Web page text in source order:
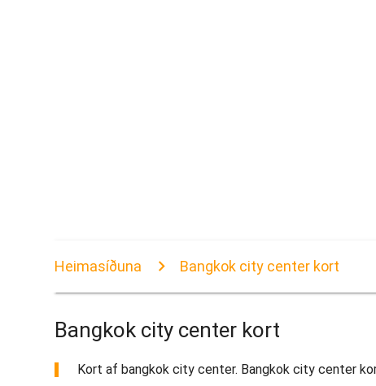
Heimasíðuna Bangkok city center kort
Bangkok city center kort
Kort af bangkok city center. Bangkok city center